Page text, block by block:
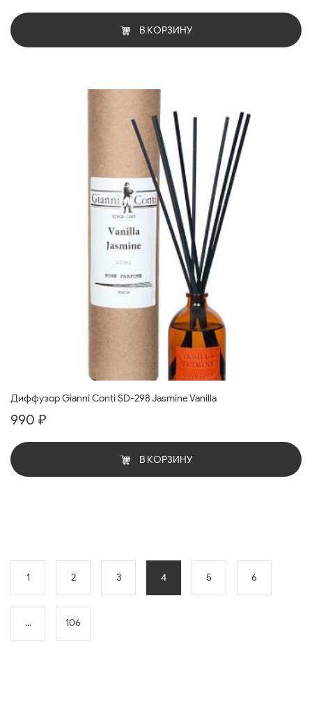
В КОРЗИНУ
Диффузор Gianni Conti SD-298 Jasmine Vanilla
990 ₽
В КОРЗИНУ
1 2 3 4 5 6
... 106